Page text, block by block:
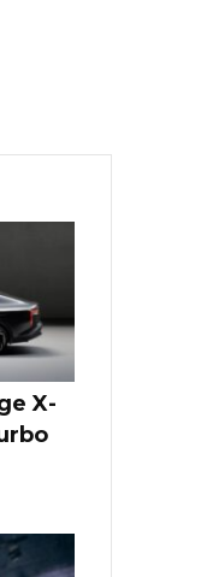
X-